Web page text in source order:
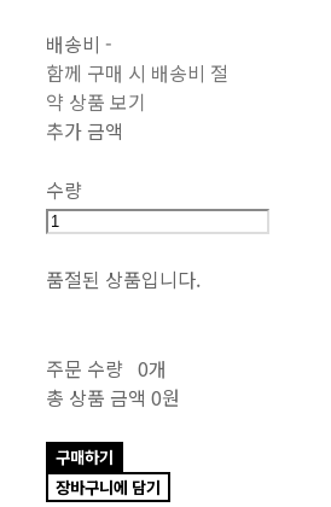
배송비-
함께 구매 시 배송비 절
약 상품 보기
추가 금액
수량
품절된 상품입니다.
주문 수량 0개
총 상품 금액 0원
구매하기
장바구니에 담기